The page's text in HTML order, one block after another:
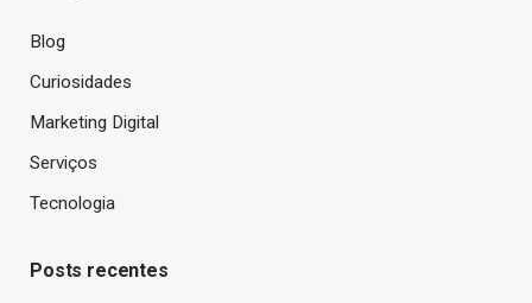
Blog
Curiosidades
Marketing Digital
Serviços
Tecnologia
Posts recentes